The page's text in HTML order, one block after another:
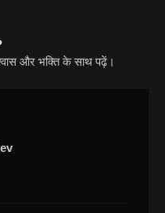
और भक्ति के साथ पढ़ें।